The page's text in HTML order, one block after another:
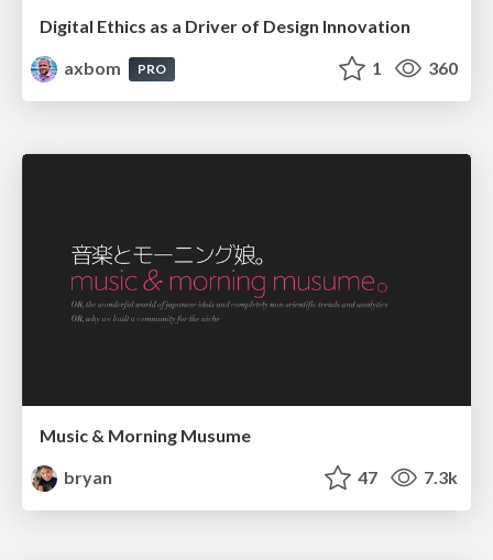
Digital Ethics as a Driver of Design Innovation
axbom
PRO 1 360
Music & Morning Musume
bryan
47 7.3k